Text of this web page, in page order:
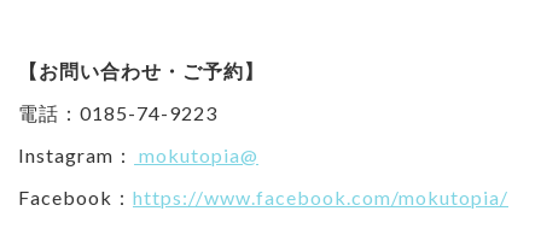
【お問い合わせ・ご予約】
電話：0185-74-9223
Instagram：
mokutopia@
Facebook： https://www.facebook.com/mokutopia/